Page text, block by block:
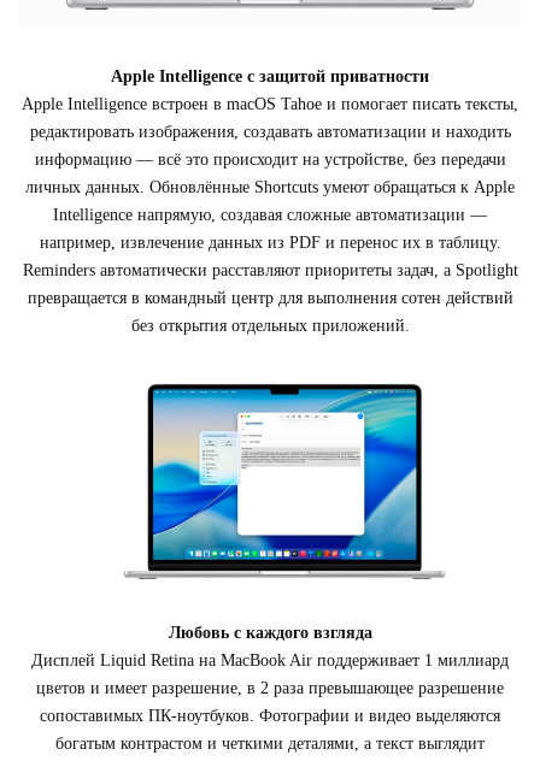
Apple Intelligence с защитой приватности
Apple Intelligence встроен в macOS Tahoe и помогает писать тексты,
редактировать изображения, создавать автоматизации и находить
информацию — всё это происходит на устройстве, без передачи
личных данных. Обновлённые Shortcuts умеют обращаться к Apple
Intelligence напрямую, создавая сложные автоматизации —
например, извлечение данных из PDF и перенос их в таблицу.
Reminders автоматически расставляют приоритеты задач, а Spotlight
превращается в командный центр для выполнения сотен действий
без открытия отдельных приложений.
Любовь с каждого взгляда
Дисплей Liquid Retina на MacBook Air поддерживает 1 миллиард
цветов и имеет разрешение, в 2 раза превышающее разрешение
сопоставимых ПК-ноутбуков. Фотографии и видео выделяются
богатым контрастом и четкими деталями, а текст выглядит